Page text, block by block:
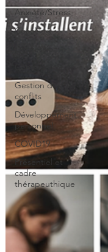
Anxiété/Stress
Coaching
Gestion des
conflits
Développement
personnel
COVID19
Présentiel et
cadre
thérapeuthique